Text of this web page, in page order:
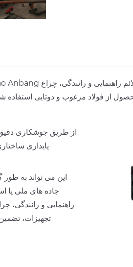
از فولاد مرغوب و دوتایی
از طریق جوشکاری
پایداری
این می تواند به
جاده های ملی یا
راهنمایی و رانندگی،
تجهیزات،